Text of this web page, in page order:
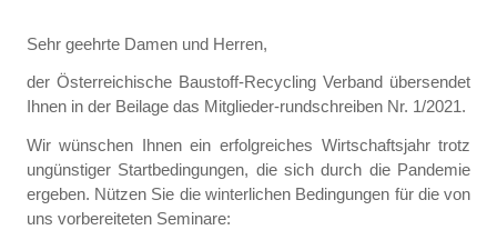
Sehr geehrte Damen und Herren,
der Österreichische Baustoff-Recycling Verband übersendet
Ihnen in der Beilage das Mitglieder-rundschreiben Nr. 1/2021.
Wir wünschen Ihnen ein erfolgreiches Wirtschaftsjahr trotz
ungünstiger Startbedingungen, die sich durch die Pandemie
ergeben. Nützen Sie die winterlichen Bedingungen für die von
uns vorbereiteten Seminare: